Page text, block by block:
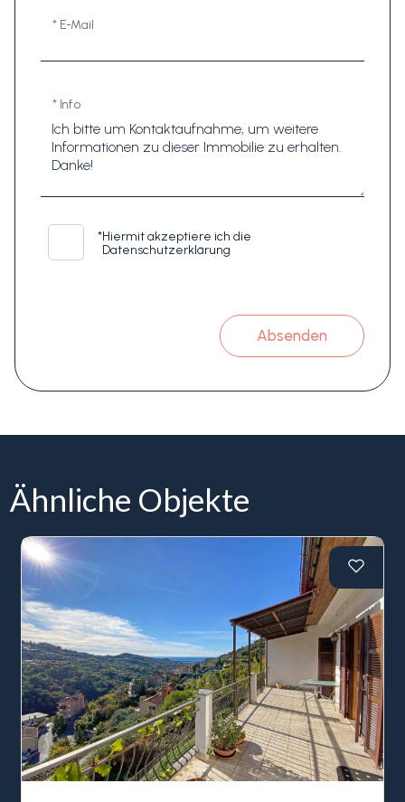
* E-Mail
* Info
*Hiermit akzeptiere ich die
Datenschutzerklärung
Absenden
Ähnliche Objekte